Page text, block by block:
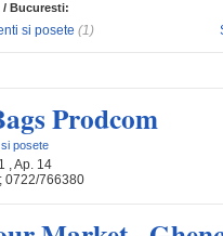
/ Bucuresti:
si posete (1)
Prodcom
posete
, Ap. 14
0722/766380